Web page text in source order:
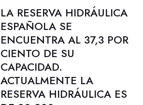
LA RESERVA HIDRÁULICA
ESPAÑOLA SE
ENCUENTRA AL 37,3 POR
CIENTO DE SU
CAPACIDAD.
ACTUALMENTE LA
RESERVA HIDRÁULICA ES